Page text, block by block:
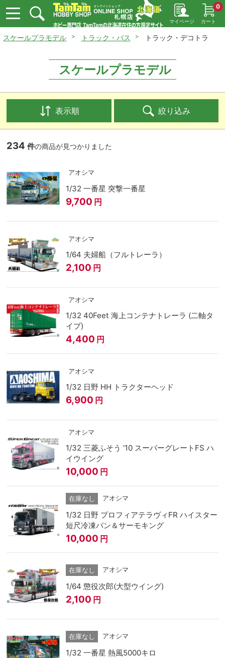
マイページ カート
0
スケールプラモデル トラック・バス トラック・デコトラ
スケールプラモデル
表示順 絞り込み
234 件の商品が見つかりました
アオシマ
1/32 一番星 突撃一番星
9,700 円
アオシマ
1/64 夫婦船（フルトレーラ）
2,100 円
アオシマ
1/32 40Feet 海上コンテナトレーラ (二軸タ
イプ)
4,400 円
アオシマ
1/32 日野 HH トラクターヘッド
6,900 円
アオシマ
1/32 三菱ふそう '10 スーパーグレートFS ハ
イウイング
10,000 円
在庫なし アオシマ
1/32 日野 プロフィアテラヴィFR ハイスター
短尺冷凍バン＆サーモキング
10,000 円
在庫なし アオシマ
1/64 懲役次郎(大型ウイング)
2,100 円
在庫なし アオシマ
1/32 一番星 熱風5000キロ